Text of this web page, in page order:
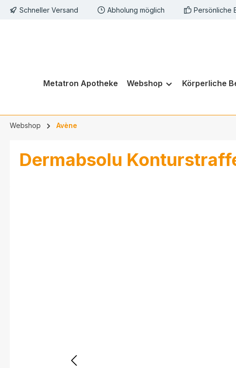
Zur Hauptnavigation springen
Schneller Versand Abholung möglich Persönliche
Metatron Apotheke Webshop Körperliche
Webshop Avène
Dermabsolu